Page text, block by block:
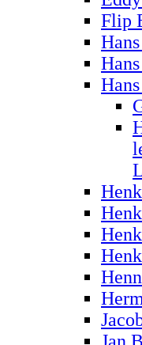
Flip
Jan